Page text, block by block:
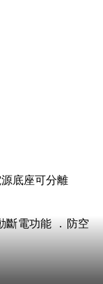
底座可分離
斷電功能 ．防空